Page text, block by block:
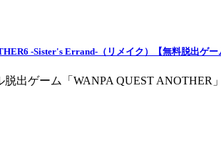
-Sister's Errand-（リメイク）【無料脱出ゲー
出ゲーム「WANPA QUEST